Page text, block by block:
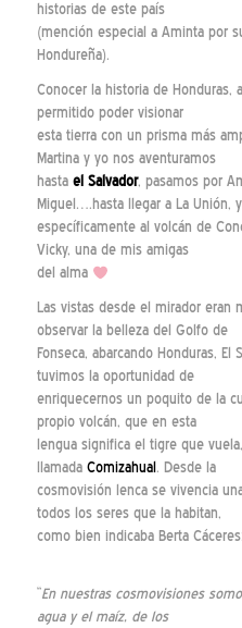
historias de este país
(mención especial a Aminta por
Hondureña).
Conocer la historia de Honduras,
permitido poder visionar
esta tierra con un prisma más
Martina y yo nos aventuramos
hasta el Salvador, pasamos por
Miguel….hasta llegar a La Unión, y
específicamente al volcán de
Vicky, una de mis amigas
del alma
Las vistas desde el mirador eran
observar la belleza del Golfo de
Fonseca, abarcando Honduras, El
tuvimos la oportunidad de
enriquecernos un poquito de la
propio volcán, que en esta
lengua significa el tigre que
llamada Comizahual . Desde la
cosmovisión lenca se vivencia
todos los seres que la habitan,
como bien indicaba Berta Cáceres:
“En nuestras cosmovisiones
agua y el maíz, de los